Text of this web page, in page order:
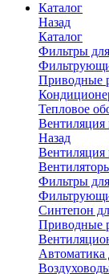
Каталог
Назад
Каталог
Фильтры
Приводные
Тепловое
Вентиляция
Назад
Вентиляция
Фильтры
Синтепон
Приводные
Автоматика